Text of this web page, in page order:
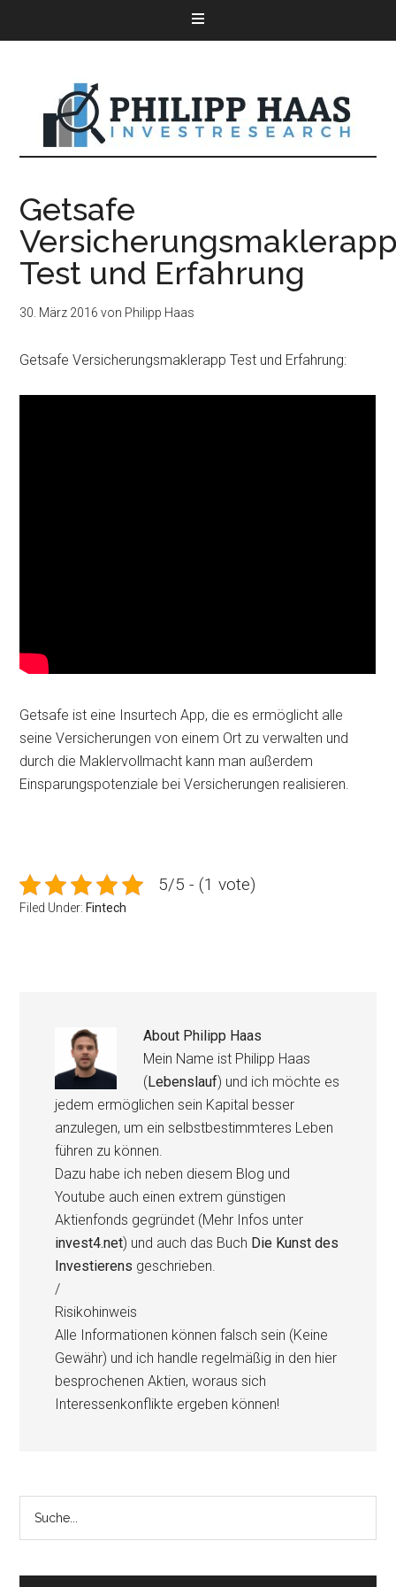
Getsafe
Test und Erfahrung
30. März 2016 von Philipp Haas
Getsafe Versicherungsmaklerapp Test und Erfahrung:
Getsafe ist eine Insurtech App, die es ermöglicht alle
seine Versicherungen von einem Ort zu verwalten und
durch die Maklervollmacht kann man außerdem
Einsparungspotenziale bei Versicherungen realisieren.
5/5 - (1 vote)
Filed Under: Fintech
About Philipp Haas
Mein Name ist Philipp Haas
(Lebenslauf) und ich möchte es
jedem ermöglichen sein Kapital besser
anzulegen, um ein selbstbestimmteres Leben
führen zu können.
Dazu habe ich neben diesem Blog und
Youtube auch einen extrem günstigen
Aktienfonds gegründet (Mehr Infos unter
invest4.net) und auch das Buch Die Kunst des
Investierens geschrieben.
/
Risikohinweis
Alle Informationen können falsch sein (Keine
Gewähr) und ich handle regelmäßig in den hier
besprochenen Aktien, woraus sich
Interessenkonflikte ergeben können!